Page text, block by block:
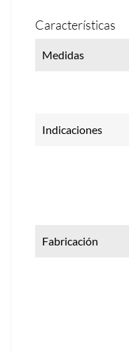
Características
Medidas
Indicaciones
Fabricación